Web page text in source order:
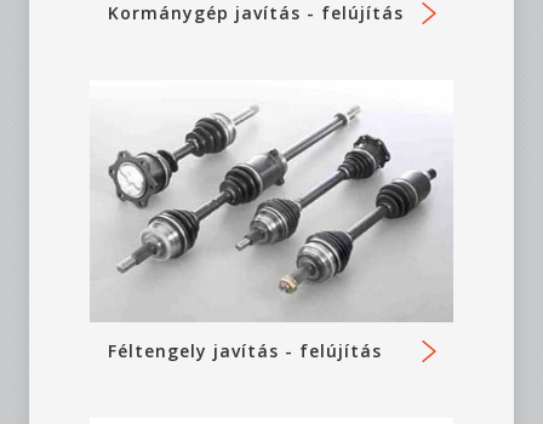
Kormánygép javítás - felújítás
Féltengely javítás - felújítás